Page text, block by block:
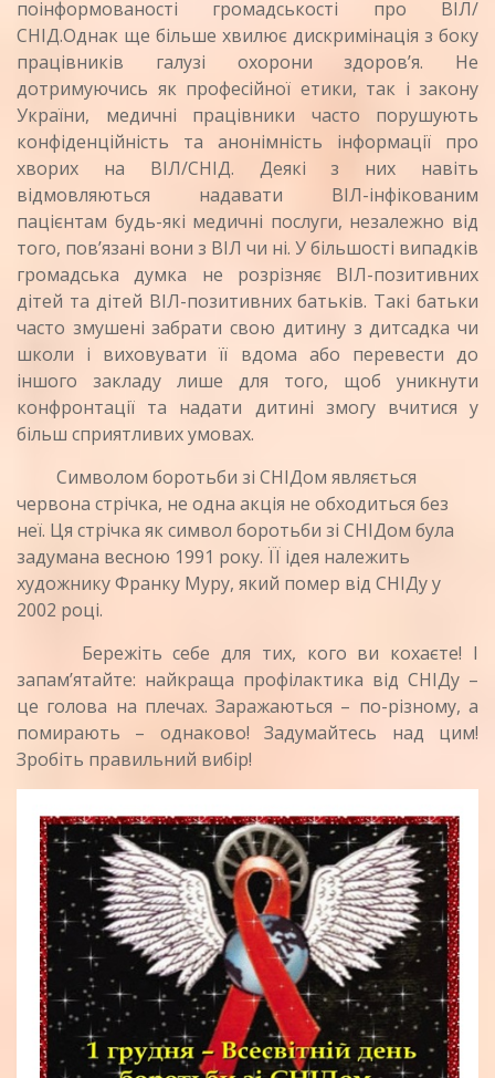
поінформованості громадськості про ВІЛ/
СНІД.Однак ще більше хвилює дискримінація з боку
працівників галузі охорони здоров’я. Не
дотримуючись як професійної етики, так і закону
України, медичні працівники часто порушують
конфіденційність та анонімність інформації про
хворих на ВІЛ/СНІД. Деякі з них навіть
відмовляються надавати ВІЛ-інфікованим
пацієнтам будь-які медичні послуги, незалежно від
того, пов’язані вони з ВІЛ чи ні. У більшості випадків
громадська думка не розрізняє ВІЛ-позитивних
дітей та дітей ВІЛ-позитивних батьків. Такі батьки
часто змушені забрати свою дитину з дитсадка чи
школи і виховувати її вдома або перевести до
іншого закладу лише для того, щоб уникнути
конфронтації та надати дитині змогу вчитися у
більш сприятливих умовах.
Символом боротьби зі СНІДом являється
червона стрічка, не одна акція не обходиться без
неї. Ця стрічка як символ боротьби зі СНІДом була
задумана весною 1991 року. ЇЇ ідея належить
художнику Франку Муру, який помер від СНІДу у
2002 році.
Бережіть себе для тих, кого ви кохаєте! І
запам’ятайте: найкраща профі­лактика від СНІДу –
це голова на плечах. Заражаються – по-різному, а
по­мирають – однаково! Задумайтесь над цим!
Зробіть пра­вильний вибір!